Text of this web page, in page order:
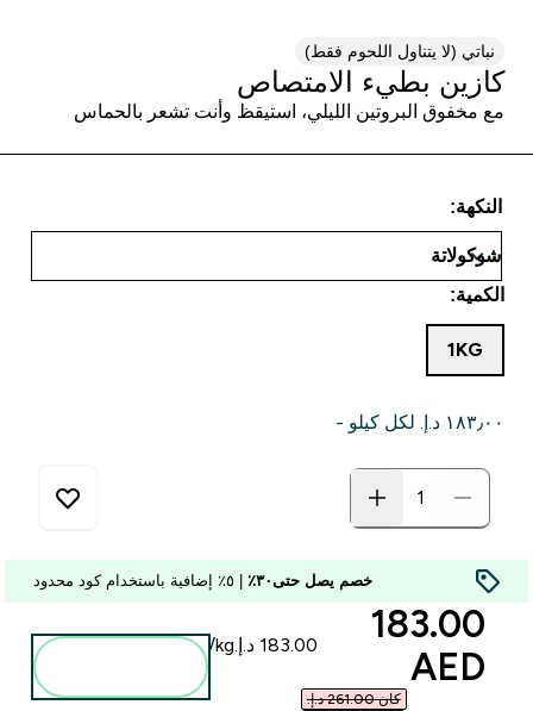
نباتي (لا يتناول اللحوم فقط)
كازين بطيء الامتصاص
مع مخفوق البروتين الليلي، استيقظ وأنت تشعر بالحماس
النكهة:
الكمية:
1KG
١٨٣٫٠٠ د.إ.‏‎ لكل كيلو -
خصم يصل حتى٣٠٪
discounted price
183.00
AED‎
كان ‏261.00 د.إ.‏‎